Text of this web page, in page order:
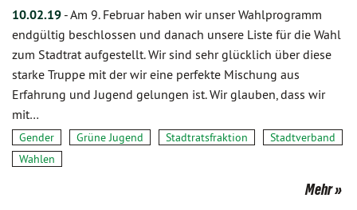
10.02.19 -Am 9. Februar haben wir unser Wahlprogramm
endgültig beschlossen und danach unsere Liste für die Wahl
zum Stadtrat aufgestellt. Wir sind sehr glücklich über diese
starke Truppe mit der wir eine perfekte Mischung aus
Erfahrung und Jugend gelungen ist. Wir glauben, dass wir
mit…
Gender Grüne Jugend Stadtratsfraktion
Stadtverband
Wahlen
Mehr